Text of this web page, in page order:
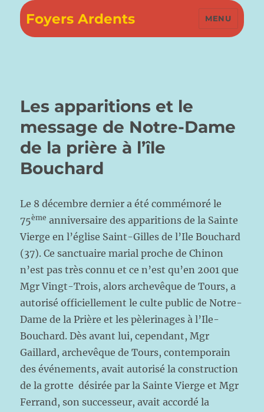
Foyers Ardents MENU
Les apparitions et le
message de Notre-Dame
de la prière à l’île
Bouchard
Le 8 décembre dernier a été commémoré le
75ème anniversaire des apparitions de la Sainte
Vierge en l’église Saint-Gilles de l’Ile Bouchard
(37). Ce sanctuaire marial proche de Chinon
n’est pas très connu et ce n’est qu’en 2001 que
Mgr Vingt-Trois, alors archevêque de Tours, a
autorisé officiellement le culte public de Notre-
Dame de la Prière et les pèlerinages à l’Ile-
Bouchard. Dès avant lui, cependant, Mgr
Gaillard, archevêque de Tours, contemporain
des événements, avait autorisé la construction
de la grotte désirée par la Sainte Vierge et Mgr
Ferrand, son successeur, avait accordé la